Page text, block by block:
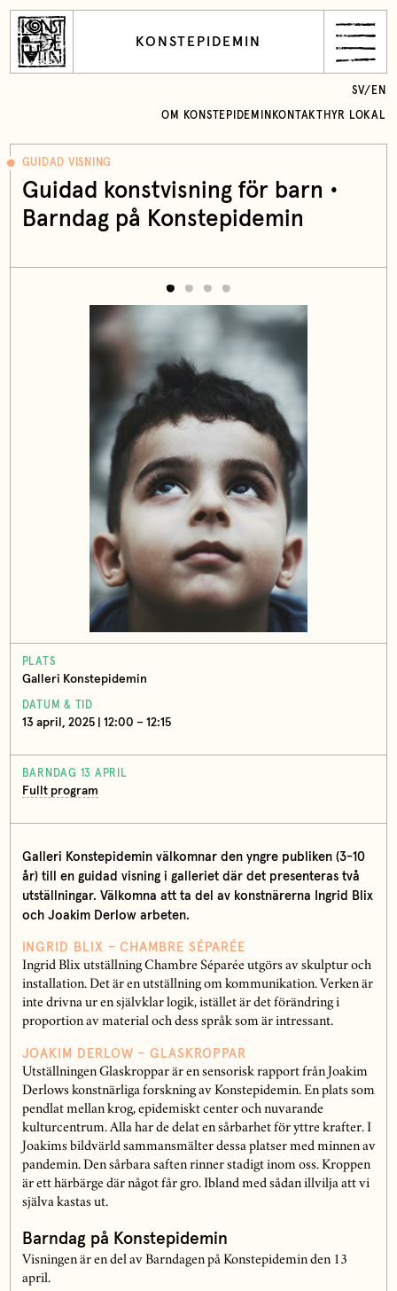
KONSTEPIDEMIN
OM KONSTEPIDEMIN KONTAKT HYR LOKAL
SV/ EN
GUIDAD VISNING
Guidad konstvisning för barn •
Barndag på Konstepidemin
PLATS
Galleri Konstepidemin
DATUM & TID
13 april, 2025 | 12:00 – 12:15
BARNDAG 13 APRIL
Fullt program
Galleri Konstepidemin välkomnar den yngre publiken (3-10
år) till en guidad visning i galleriet där det presenteras två
utställningar. Välkomna att ta del av konstnärerna Ingrid Blix
och Joakim Derlow arbeten.
INGRID BLIX – CHAMBRE SÉPARÉE
Ingrid Blix utställning Chambre Séparée utgörs av skulptur och
installation. Det är en utställning om kommunikation. Verken är
inte drivna ur en självklar logik, istället är det förändring i
proportion av material och dess språk som är intressant.
JOAKIM DERLOW – GLASKROPPAR
Utställningen Glaskroppar är en sensorisk rapport från Joakim
Derlows konstnärliga forskning av Konstepidemin. En plats som
pendlat mellan krog, epidemiskt center och nuvarande
kulturcentrum. Alla har de delat en sårbarhet för yttre krafter. I
Joakims bildvärld sammansmälter dessa platser med minnen av
pandemin. Den sårbara saften rinner stadigt inom oss. Kroppen
är ett härbärge där något får gro. Ibland med sådan illvilja att vi
själva kastas ut.
Barndag på Konstepidemin
Visningen är en del av Barndagen på Konstepidemin den 13
april.